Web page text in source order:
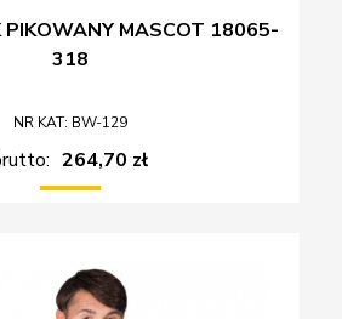
PIKOWANY MASCOT 18065-
318
NR KAT: BW-129
264,70 zł